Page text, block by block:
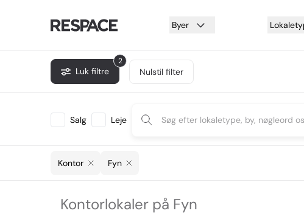
Byer
2
Luk filtre Nulstil filter
Salg Leje
Kontor Fyn
Kontorlokaler på Fyn